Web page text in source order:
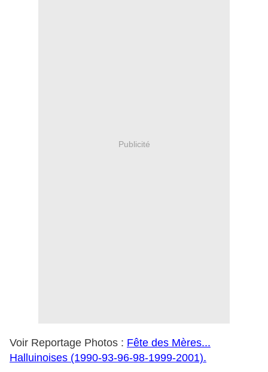
Publicité
Voir Reportage Photos : Fête des Mères...
Halluinoises (1990-93-96-98-1999-2001).